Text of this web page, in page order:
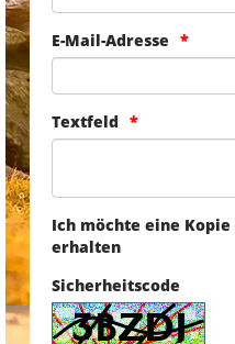
E-Mail-Adresse
Textfeld
Ich möchte eine
erhalten
Sicherheitscode